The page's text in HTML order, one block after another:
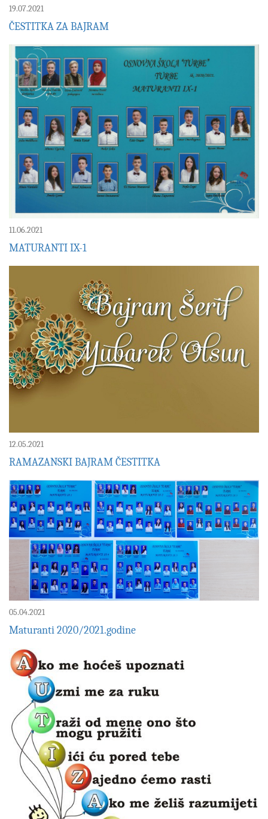
19.07.2021
ČESTITKA ZA BAJRAM
11.06.2021
MATURANTI IX-1
12.05.2021
RAMAZANSKI BAJRAM ČESTITKA
05.04.2021
Maturanti 2020/2021.godine